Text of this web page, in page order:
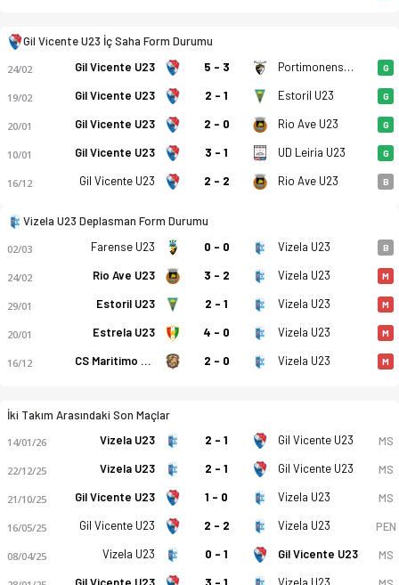
Gil Vicente FC U23 - FC Vizela U23 3-1 bitti. Gol anları,
Gil Vicente U23 İç Saha Form Durumu
24/02 Gil Vicente U23 5 - 3 Portimonense U23 G
19/02 Gil Vicente U23 2 - 1 Estoril U23 G
20/01 Gil Vicente U23 2 - 0 Rio Ave U23 G
10/01 Gil Vicente U23 3 - 1 UD Leiria U23 G
16/12 Gil Vicente U23 2 - 2 Rio Ave U23 B
Vizela U23 Deplasman Form Durumu
02/03 Farense U23 0 - 0 Vizela U23 B
24/02 Rio Ave U23 3 - 2 Vizela U23 M
29/01 Estoril U23 2 - 1 Vizela U23 M
20/01 Estrela U23 4 - 0 Vizela U23 M
16/12 CS Maritimo U23 2 - 0 Vizela U23 M
İki Takım Arasındaki Son Maçlar
14/01/26 Vizela U23 2 - 1 Gil Vicente U23 MS
22/12/25 Vizela U23 2 - 1 Gil Vicente U23 MS
21/10/25 Gil Vicente U23 1 - 0 Vizela U23 MS
16/05/25 Gil Vicente U23 2 - 2 Vizela U23 PEN
08/04/25 Vizela U23 0 - 1 Gil Vicente U23 MS